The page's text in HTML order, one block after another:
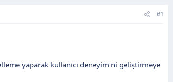
#1
yaparak kullanıcı deneyimini geliştirmeye